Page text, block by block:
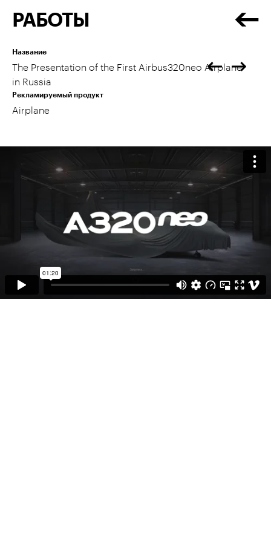
РАБОТЫ
Название
The Presentation of the First Airbus320neo Airplane
in Russia
Рекламируемый продукт
Airplane